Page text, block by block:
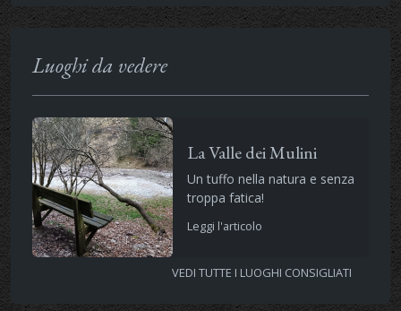
Luoghi da vedere
La Valle dei Mulini
Un tuffo nella natura e senza
troppa fatica!
Leggi l'articolo
VEDI TUTTE I LUOGHI CONSIGLIATI